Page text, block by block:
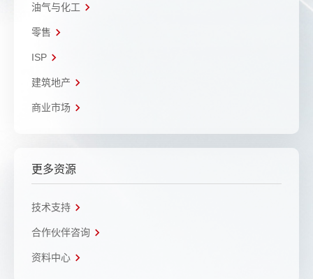
油气与化工
零售
ISP
建筑地产
商业市场
更多资源
技术支持
合作伙伴咨询
资料中心